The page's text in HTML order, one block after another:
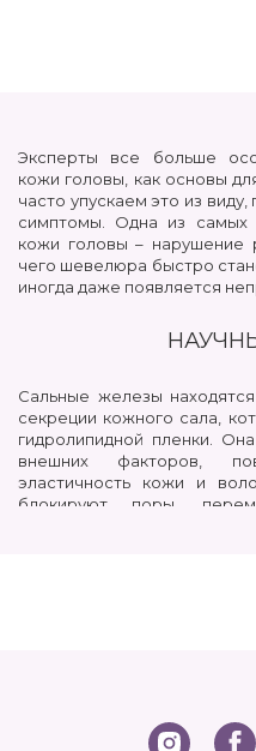
Эксперты все больше
кожи головы, как основы
часто упускаем это из
симптомы. Одна из самых
кожи головы – нарушение
чего шевелюра быстро
иногда даже появляется
Сальные железы
секреции кожного сала,
гидролипидной пленки.
внешних факторов,
эластичность кожи и
блокируют поры,
косметические продукты.